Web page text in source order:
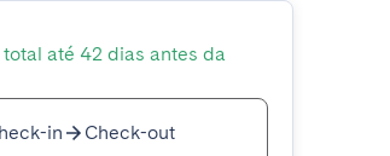
até 42 dias antes da
in Check-out